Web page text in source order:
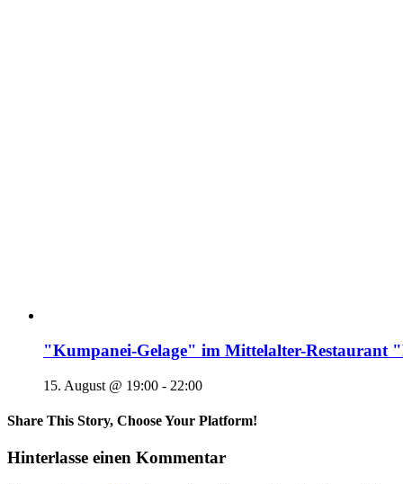
"Kumpanei-Gelage" im Mittelalter-
15. August @ 19:00 - 22:00
Share This Story, Choose Your Platform!
Hinterlasse einen Kommentar